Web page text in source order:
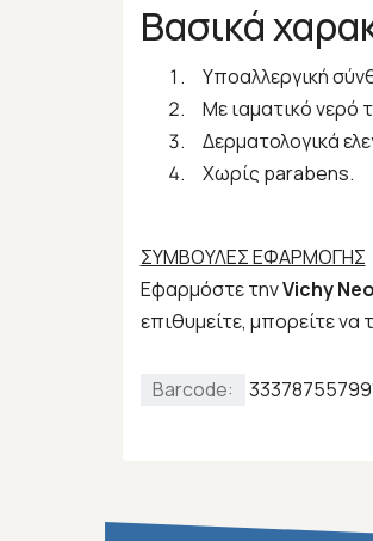
Βασικά
Υποαλλεργική
Με ιαματικό νερό
Δερματολογικά
Χωρίς parabens.
ΣΥΜΒΟΥΛΕΣ ΕΦΑΡΜΟΓΗΣ
Εφαρμόστε τηνVichy
επιθυμείτε, μπορείτε
Barcode: